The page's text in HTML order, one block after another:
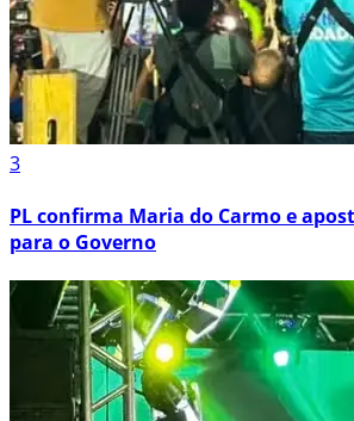
3
PL confirma Maria do Carmo e
para o Governo